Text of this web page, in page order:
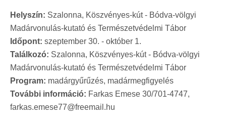
Helyszín: Szalonna, Köszvényes-kút - Bódva-völgyi
Madárvonulás-kutató és Természetvédelmi Tábor
Időpont: szeptember 30. - október 1.
Találkozó: Szalonna, Köszvényes-kút - Bódva-völgyi
Madárvonulás-kutató és Természetvédelmi Tábor
Program: madárgyűrűzés, madármegfigyelés
További információ: Farkas Emese 30/701-4747,
farkas.emese77@freemail.hu